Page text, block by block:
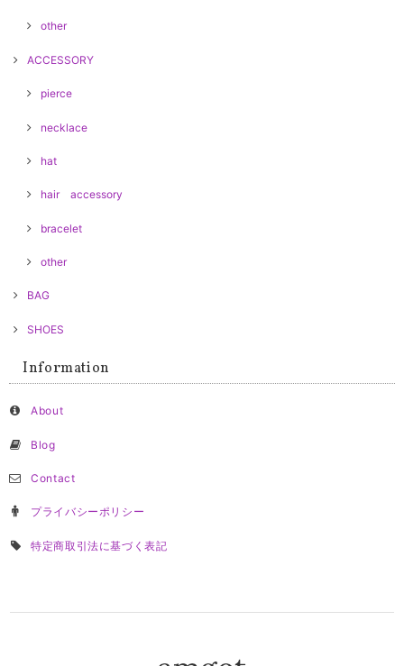
other
ACCESSORY
pierce
necklace
hat
hair accessory
bracelet
other
BAG
SHOES
Information
About
Blog
Contact
プライバシーポリシー
特定商取引法に基づく表記